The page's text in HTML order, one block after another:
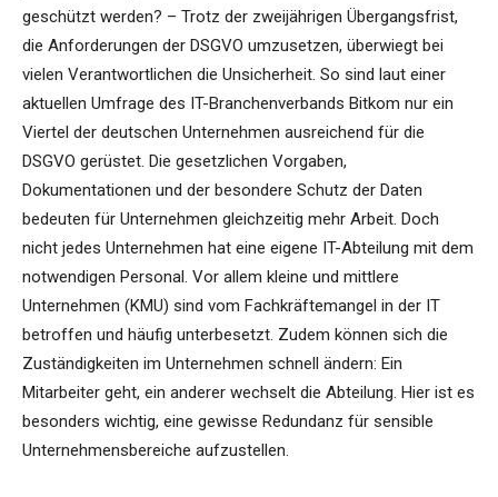
geschützt werden? – Trotz der zweijährigen Übergangsfrist,
die Anforderungen der DSGVO umzusetzen, überwiegt bei
vielen Verantwortlichen die Unsicherheit. So sind laut einer
aktuellen Umfrage des IT-Branchenverbands Bitkom nur ein
Viertel der deutschen Unternehmen ausreichend für die
DSGVO gerüstet. Die gesetzlichen Vorgaben,
Dokumentationen und der besondere Schutz der Daten
bedeuten für Unternehmen gleichzeitig mehr Arbeit. Doch
nicht jedes Unternehmen hat eine eigene IT-Abteilung mit dem
notwendigen Personal. Vor allem kleine und mittlere
Unternehmen (KMU) sind vom Fachkräftemangel in der IT
betroffen und häufig unterbesetzt. Zudem können sich die
Zuständigkeiten im Unternehmen schnell ändern: Ein
Mitarbeiter geht, ein anderer wechselt die Abteilung. Hier ist es
besonders wichtig, eine gewisse Redundanz für sensible
Unternehmensbereiche aufzustellen.